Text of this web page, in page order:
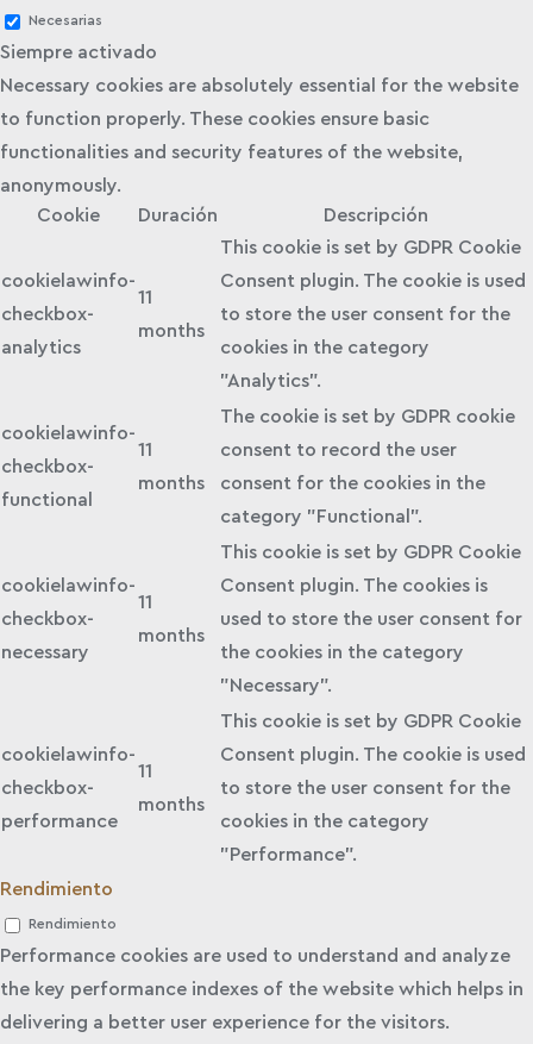
Necesarias
Siempre activado
Necessary cookies are absolutely essential for the website
to function properly. These cookies ensure basic
functionalities and security features of the website,
anonymously.
Cookie
Duración Descripción
cookielawinfo-
checkbox-
analytics
11
months
This cookie is set by GDPR Cookie
Consent plugin. The cookie is used
to store the user consent for the
cookies in the category
"Analytics".
cookielawinfo-
checkbox-
functional
11
months
The cookie is set by GDPR cookie
consent to record the user
consent for the cookies in the
category "Functional".
cookielawinfo-
checkbox-
necessary
11
months
This cookie is set by GDPR Cookie
Consent plugin. The cookies is
used to store the user consent for
the cookies in the category
"Necessary".
cookielawinfo-
checkbox-
performance
11
months
This cookie is set by GDPR Cookie
Consent plugin. The cookie is used
to store the user consent for the
cookies in the category
"Performance".
Rendimiento
Rendimiento
Performance cookies are used to understand and analyze
the key performance indexes of the website which helps in
delivering a better user experience for the visitors.